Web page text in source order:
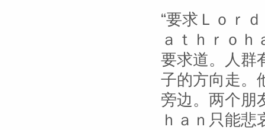
“要求Ｌｏｒ
ａｔｈｒｏｈ
要求道。人群
子的方向走。
旁边。两个朋
ｈａｎ只能